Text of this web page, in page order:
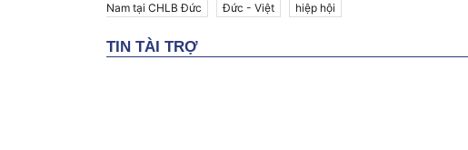
Nam tại CHLB Đức
Đức - Việt hiệp hội